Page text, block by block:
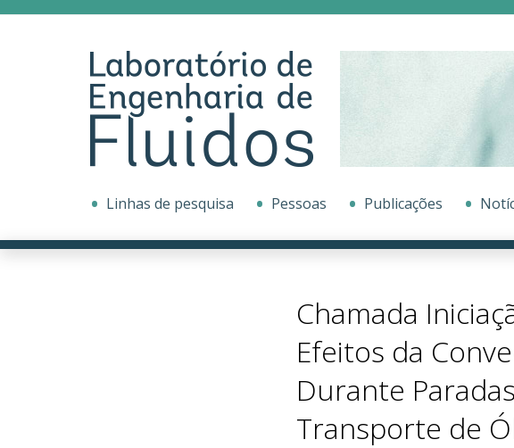
Linhas de pesquisa Pessoas Publicações
Chamada
Efeitos da
Durante
Transporte de